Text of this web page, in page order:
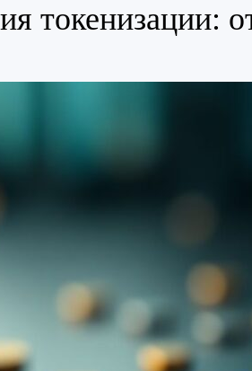
токенизации: